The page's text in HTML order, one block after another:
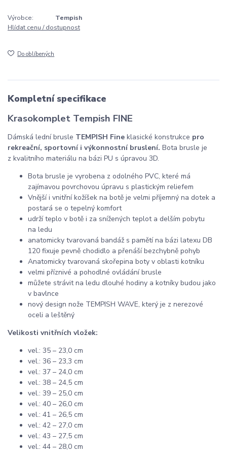
Výrobce:
Tempish
Hlídat cenu / dostupnost
Do oblíbených
Kompletní specifikace
Krasokomplet Tempish FINE
Dámská lední brusle TEMPISH Fine klasické konstrukce pro
rekreační, sportovní i výkonnostní bruslení. Bota brusle je
z kvalitního materiálu na bázi PU s úpravou 3D.
Bota brusle je vyrobena z odolného PVC, které má
zajímavou povrchovou úpravu s plastickým reliefem
Vnější i vnitřní kožíšek na botě je velmi příjemný na dotek a
postará se o tepelný komfort
udrží teplo v botě i za snížených teplot a delším pobytu
na ledu
anatomicky tvarovaná bandáž s pamětí na bázi latexu DB
120 fixuje pevně chodidlo a přenáší bezchybně pohyb
Anatomicky tvarovaná skořepina boty v oblasti kotníku
velmi příznivé a pohodlné ovládání brusle
můžete strávit na ledu dlouhé hodiny a kotníky budou jako
v bavlnce
nový design nože TEMPISH WAVE, který je z nerezové
oceli a leštěný
Velikosti vnitřních vložek:
vel.: 35 – 23,0 cm
vel.: 36 – 23,3 cm
vel.: 37 – 24,0 cm
vel.: 38 – 24,5 cm
vel.: 39 – 25,0 cm
vel.: 40 – 26,0 cm
vel.: 41 – 26,5 cm
vel.: 42 – 27,0 cm
vel.: 43 – 27,5 cm
vel.: 44 – 28,0 cm